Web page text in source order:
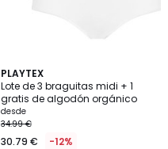
PLAYTEX
Lote de 3 braguitas midi + 1
gratis de algodón orgánico
desde
34.99 €
30.79 € -12%
3,9
/ 5
3
Colores